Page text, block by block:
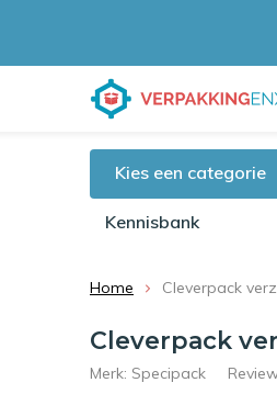
Kies een categorie
Kennisbank
Home Cleverpack
Cleverpack
Merk: Specipack